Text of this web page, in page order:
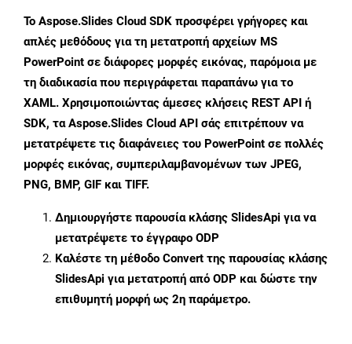
Το Aspose.Slides Cloud SDK προσφέρει γρήγορες και
απλές μεθόδους για τη μετατροπή αρχείων MS
PowerPoint σε διάφορες μορφές εικόνας, παρόμοια με
τη διαδικασία που περιγράφεται παραπάνω για το
XAML. Χρησιμοποιώντας άμεσες κλήσεις REST API ή
SDK, τα Aspose.Slides Cloud API σάς επιτρέπουν να
μετατρέψετε τις διαφάνειες του PowerPoint σε πολλές
μορφές εικόνας, συμπεριλαμβανομένων των JPEG,
PNG, BMP, GIF και TIFF.
Δημιουργήστε παρουσία κλάσης SlidesApi για να
μετατρέψετε το έγγραφο ODP
Καλέστε τη μέθοδο Convert της παρουσίας κλάσης
SlidesApi για μετατροπή από ODP και δώστε την
επιθυμητή μορφή ως 2η παράμετρο.